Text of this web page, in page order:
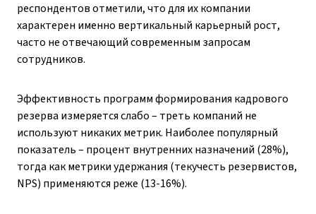
респондентов отметили, что для их компании
характерен именно вертикальный карьерный рост,
часто не отвечающий современным запросам
сотрудников.
Эффективность программ формирования кадрового
резерва измеряется слабо – треть компаний не
используют никаких метрик. Наиболее популярный
показатель – процент внутренних назначений (28%),
тогда как метрики удержания (текучесть резервистов,
NPS) применяются реже (13-16%).